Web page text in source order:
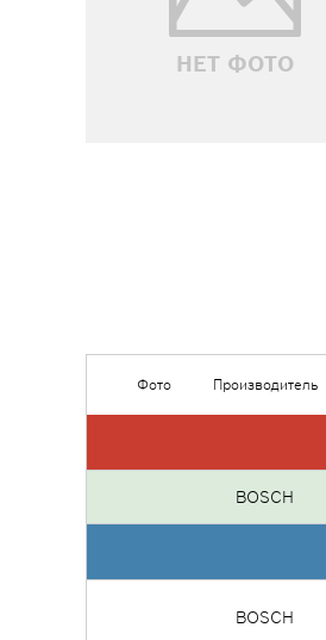
НЕТ ФОТО
Фото Производитель
BOSCH
BOSCH